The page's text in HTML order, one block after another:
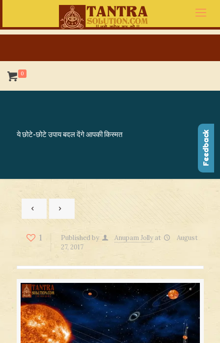
0
ये छोटे-छोटे उपाय बदल देंगे आपकी किस्मत
1 Published by Anupam Jollyat
August
27, 2017
Feedback